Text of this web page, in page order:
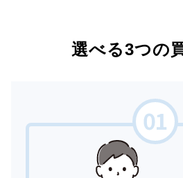
選べる3つの